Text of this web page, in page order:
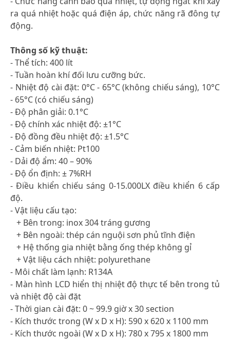
ra quá nhiệt hoặc quá điện áp, chức năng rã đông tự
động.
Thông số kỹ thuật:
- Thể tích: 400 lít
- Tuần hoàn khí đối lưu cưỡng bức.
- Nhiệt độ cài đặt: 0°C - 65°C (không chiếu sáng), 10°C
- 65°C (có chiếu sáng)
- Độ phân giải: 0.1°C
- Độ chính xác nhiệt độ: ±1°C
- Độ đồng đều nhiệt độ: ±1.5°C
- Cảm biến nhiệt: Pt100
- Dải độ ẩm: 40 – 90%
- Độ ổn định: ± 7%RH
- Điều khiển chiếu sáng 0-15.000LX điều khiển 6 cấp
độ.
- Vật liệu cấu tạo:
+ Bên trong: inox 304 tráng gương
+ Bên ngoài: thép cán nguội sơn phủ tĩnh điện
+ Hệ thống gia nhiệt bằng ống thép không gỉ
+ Vật liệu cách nhiệt: polyurethane
- Môi chất làm lạnh: R134A
- Màn hình LCD hiển thị nhiệt độ thực tế bên trong tủ
và nhiệt độ cài đặt
- Thời gian cài đặt: 0 ~ 99.9 giờ x 30 section
- Kích thước trong (W x D x H): 590 x 620 x 1100 mm
- Kích thước ngoài (W x D x H): 780 x 795 x 1800 mm